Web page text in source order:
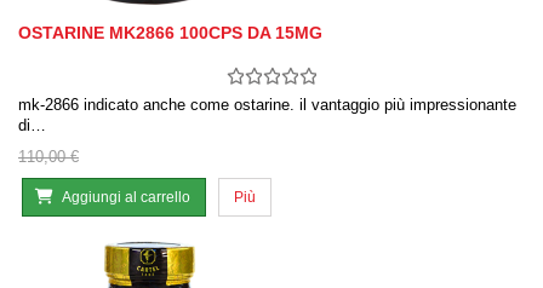
OSTARINE MK2866 100CPS DA 15MG
mk-2866 indicato anche come ostarine. il vantaggio più impressionante
di…
110,00 €
Aggiungi al carrello Più